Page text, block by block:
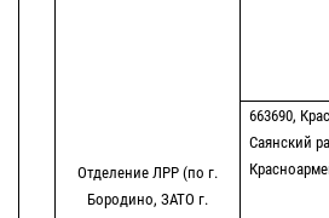
Отделение ЛРР (по г.
Бородино, ЗАТО г.
663690,
Саянский